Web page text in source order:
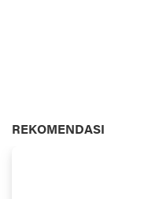
REKOMENDASI